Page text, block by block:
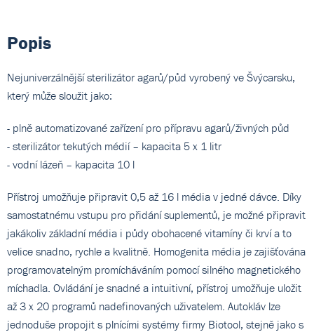
Popis
Nejuniverzálnější sterilizátor agarů/půd vyrobený ve Švýcarsku,
který může sloužit jako:
- plně automatizované zařízení pro přípravu agarů/živných půd
- sterilizátor tekutých médií – kapacita 5 x 1 litr
- vodní lázeň – kapacita 10 l
Přístroj umožňuje připravit 0,5 až 16 l média v jedné dávce. Díky
samostatnému vstupu pro přidání suplementů, je možné připravit
jakákoliv základní média i půdy obohacené vitamíny či krví a to
velice snadno, rychle a kvalitně. Homogenita média je zajišťována
programovatelným promícháváním pomocí silného magnetického
míchadla. Ovládání je snadné a intuitivní, přístroj umožňuje uložit
až 3 x 20 programů nadefinovaných uživatelem. Autokláv lze
jednoduše propojit s plnícími systémy firmy Biotool, stejně jako s